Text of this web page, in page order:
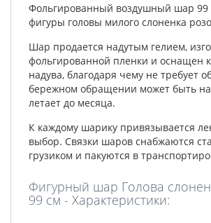
Фольгированный воздушный шар 99
фигуры головы милого слоненка
Шар продается надутым гелием,
фольгированной пленки и оснащен
надува, благодаря чему не требует
бережном обращении может быть
летает до месяца.
К каждому шарику привязывается
выбор. Связки шаров снабжаются
грузиком и пакуются в
Фигурный шар Голова
99 см - Характеристики: